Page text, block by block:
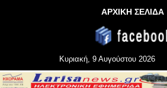
ΑΡΧΙΚΗ ΣΕΛΙΔΑ
Κυριακή, 9 Αυγούστου 2026